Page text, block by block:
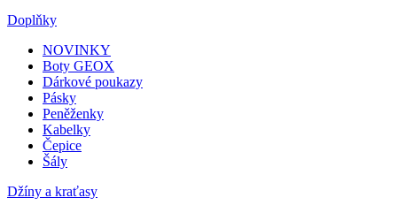
Doplňky
NOVINKY
Boty GEOX
Dárkové poukazy
Pásky
Peněženky
Kabelky
Čepice
Šály
Džíny a kraťasy